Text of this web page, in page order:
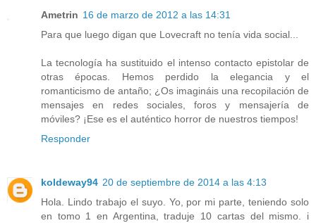
Ametrin 16 de marzo de 2012 a las 14:31
Para que luego digan que Lovecraft no tenía vida social...
La tecnología ha sustituido el intenso contacto epistolar de
otras épocas. Hemos perdido la elegancia y el
romanticismo de antaño; ¿Os imagináis una recopilación de
mensajes en redes sociales, foros y mensajería de
móviles? ¡Ese es el auténtico horror de nuestros tiempos!
Responder
koldeway94 20 de septiembre de 2014 a las 4:13
Hola. Lindo trabajo el suyo. Yo, por mi parte, teniendo solo
en tomo 1 en Argentina, traduje 10 cartas del mismo. i